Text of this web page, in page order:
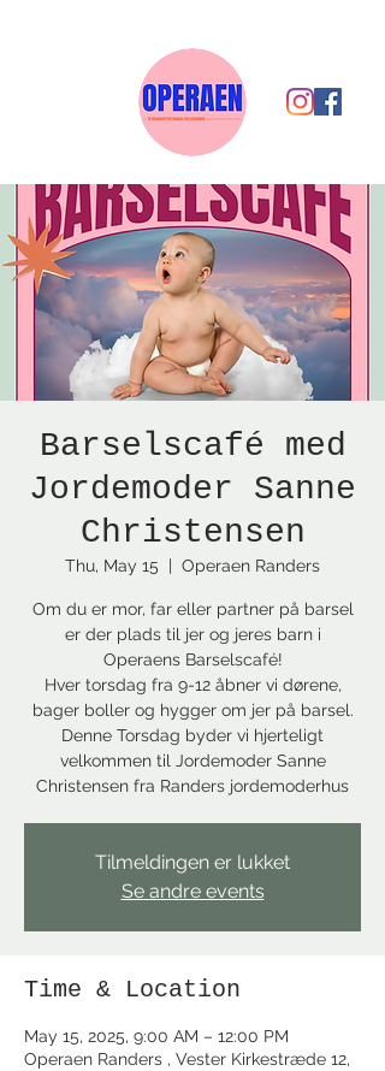
Barselscafé med
Jordemoder Sanne
Christensen
Thu, May 15
  |
Operaen Randers
Om du er mor, far eller partner på barsel
er der plads til jer og jeres barn i
Operaens Barselscafé!
Hver torsdag fra 9-12 åbner vi dørene,
bager boller og hygger om jer på barsel.
Denne Torsdag byder vi hjerteligt
velkommen til Jordemoder Sanne
Christensen fra Randers jordemoderhus
Tilmeldingen er lukket
Se andre events
Time & Location
May 15, 2025, 9:00 AM – 12:00 PM
Operaen Randers , Vester Kirkestræde 12,